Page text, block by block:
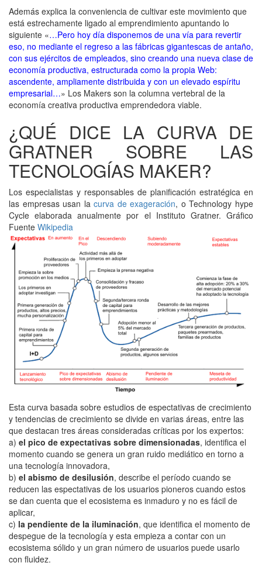
Además explica la conveniencia de cultivar este movimiento que
está estrechamente ligado al emprendimiento apuntando lo
siguiente «…Pero hoy día disponemos de una vía para revertir
eso, no mediante el regreso a las fábricas gigantescas de antaño,
con sus ejércitos de empleados, sino creando una nueva clase de
economía productiva, estructurada como la propia Web:
ascendente, ampliamente distribuida y con un elevado espíritu
empresarial…» Los Makers son la columna vertebral de la
economía creativa productiva emprendedora viable.
¿QUÉ DICE LA CURVA DE
GRATNER SOBRE LAS
TECNOLOGÍAS MAKER?
Los especialistas y responsables de planificación estratégica en
las empresas usan lacurva de exageración, o Technology hype
Cycle elaborada anualmente por el Instituto Gratner. Gráfico
Fuente Wikipedia
Esta curva basada sobre estudios de espectativas de crecimiento
y tendencias de crecimiento se divide en varias áreas, entre las
que destacan tres áreas consideradas críticas por los expertos:
a) el pico de expectativas sobre dimensionadas, identifica el
momento cuando se genera un gran ruido mediático en torno a
una tecnología innovadora,
b) el abismo de desilusión, describe el período cuando se
reducen las espectativas de los usuarios pioneros cuando estos
se dan cuenta que el ecosistema es inmaduro y no es fácil de
aplicar,
c) la pendiente de la iluminación, que identifica el momento de
despegue de la tecnología y esta empieza a contar con un
ecosistema sólido y un gran número de usuarios puede usarlo
con fluidez.